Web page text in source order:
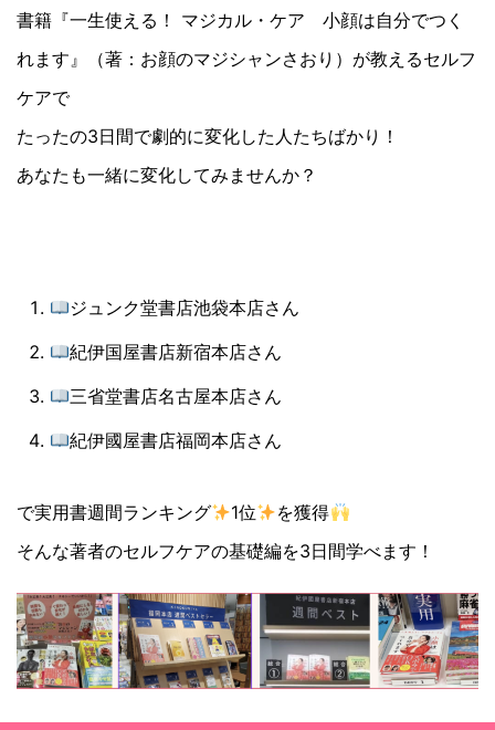
書籍『一生使える！ マジカル・ケア 小顔は自分でつく
れます』（著：お顔のマジシャンさおり）が教えるセルフ
ケアで
たったの3日間で劇的に変化した人たちばかり！
あなたも一緒に変化してみませんか？
ジュンク堂書店池袋本店さん
紀伊国屋書店新宿本店さん
三省堂書店名古屋本店さん
紀伊國屋書店福岡本店さん
で実用書週間ランキング 1位
を獲得
そんな著者のセルフケアの基礎編を3日間学べます！